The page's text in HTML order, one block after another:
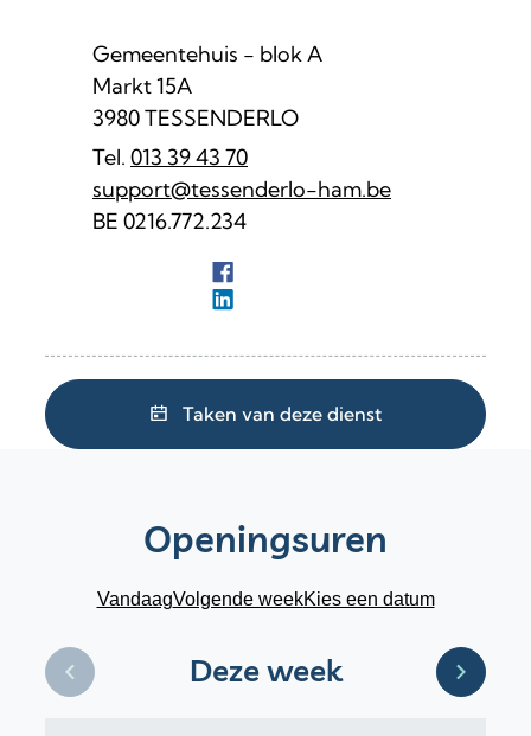
AdresGemeentehuis - blok A
Markt 15A
,3980TESSENDERLO
013 39 43 70
E-mailsupport@tessenderlo-ham.be
Ondernemingsnummer
BE 0216.772.234
ICT & Informatiebeheer
ICT & Informatiebeheer
Taken van deze dienst
Openingsuren
VandaagVolgende weekKies een datum
Deze week
Bekijk openingsuren van de week hiervoor Bekijk